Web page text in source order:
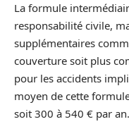
La formule
responsabilité civile,
supplémentaires
couverture soit plus
pour les accidents
moyen de cette
soit 300 à 540 € par an.